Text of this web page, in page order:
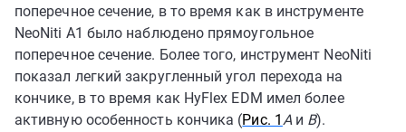
поперечное сечение, в то время как в инструменте
NeoNiti A1 было наблюдено прямоугольное
поперечное сечение. Более того, инструмент NeoNiti
показал легкий закругленный угол перехода на
кончике, в то время как HyFlex EDM имел более
активную особенность кончика (Рис. 1 A и B).